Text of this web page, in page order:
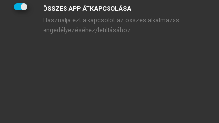
ÖSSZES APP ÁTKAPCSOLÁSA
Használja ezt a kapcsolót az összes alkalmazás
engedélyezéséhez/letiltásához.